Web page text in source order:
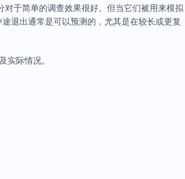
于简单的调查效果很好。但当它们被用来模拟
退出通常是可以预测的，尤其是在较长或更复
际情况。